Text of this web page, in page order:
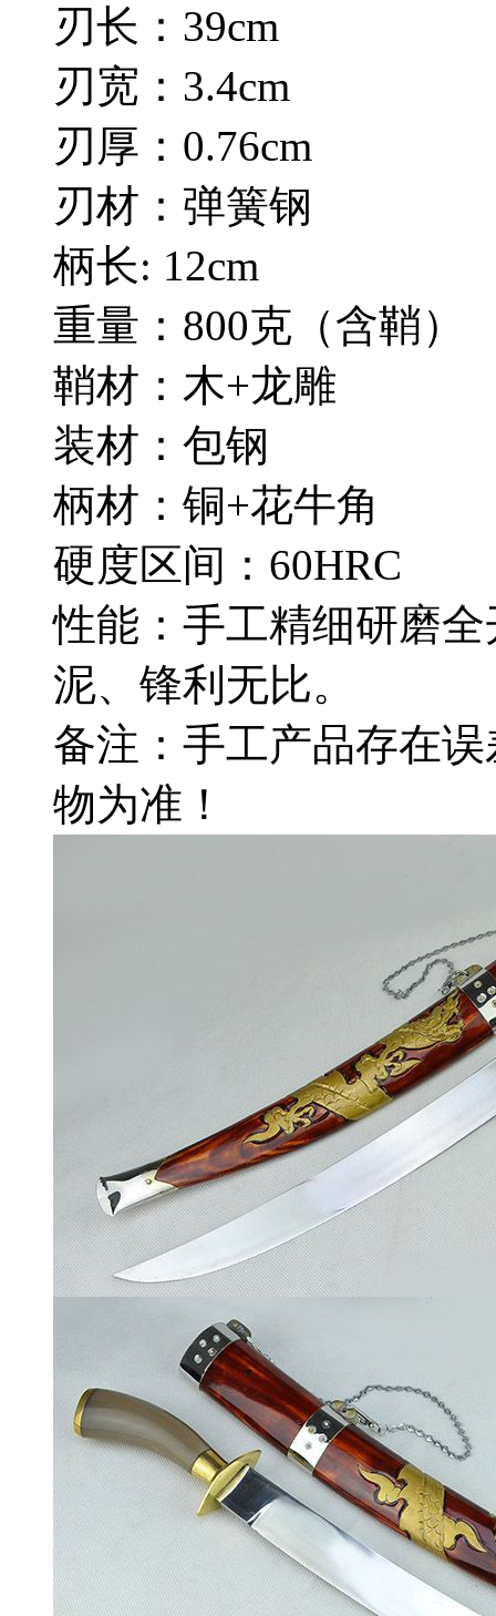
刃长：39cm
刃宽：3.4cm
刃厚：0.76cm
刃材：弹簧钢
柄长: 12cm
重量：800克（含鞘）
鞘材：木+龙雕
装材：包钢
柄材：铜+花牛角
硬度区间：60HRC
性能：手工精细研磨
泥、锋利无比。
备注：手工产品存在
物为准！